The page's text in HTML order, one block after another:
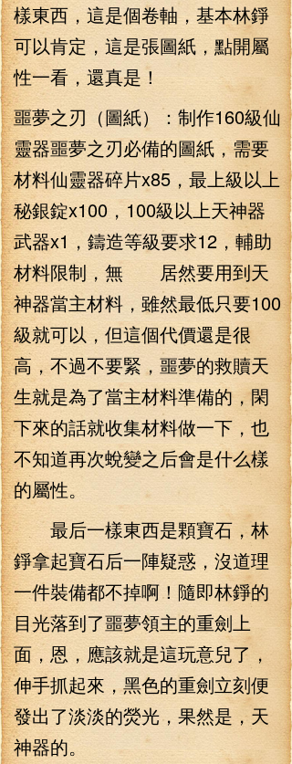
樣東西，這是個卷軸，基本林錚
可以肯定，這是張圖紙，點開屬
性一看，還真是！
噩夢之刃（圖紙）：制作160級仙
靈器噩夢之刃必備的圖紙，需要
材料仙靈器碎片x85，最上級以上
秘銀錠x100，100級以上天神器
武器x1，鑄造等級要求12，輔助
材料限制，無 居然要用到天
神器當主材料，雖然最低只要100
級就可以，但這個代價還是很
高，不過不要緊，噩夢的救贖天
生就是為了當主材料準備的，閑
下來的話就收集材料做一下，也
不知道再次蛻變之后會是什么樣
的屬性。
最后一樣東西是顆寶石，林
錚拿起寶石后一陣疑惑，沒道理
一件裝備都不掉啊！隨即林錚的
目光落到了噩夢領主的重劍上
面，恩，應該就是這玩意兒了，
伸手抓起來，黑色的重劍立刻便
發出了淡淡的熒光，果然是，天
神器的。